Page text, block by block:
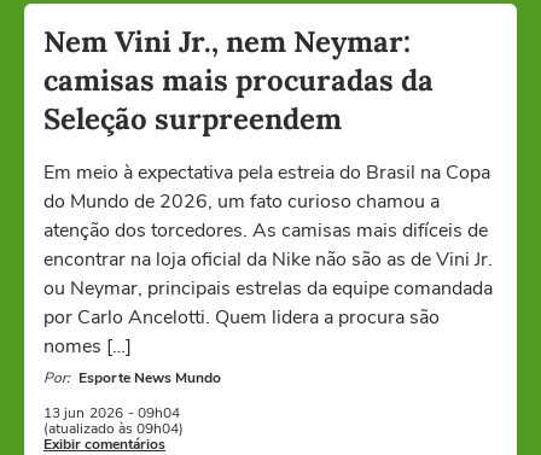
Nem Vini Jr., nem Neymar:
camisas mais procuradas da
Seleção surpreendem
Em meio à expectativa pela estreia do Brasil na Copa
do Mundo de 2026, um fato curioso chamou a
atenção dos torcedores. As camisas mais difíceis de
encontrar na loja oficial da Nike não são as de Vini Jr.
ou Neymar, principais estrelas da equipe comandada
por Carlo Ancelotti. Quem lidera a procura são
nomes […]
Por: Esporte News Mundo
13 jun 2026 - 09h04
(atualizado às 09h04)
Exibir comentários